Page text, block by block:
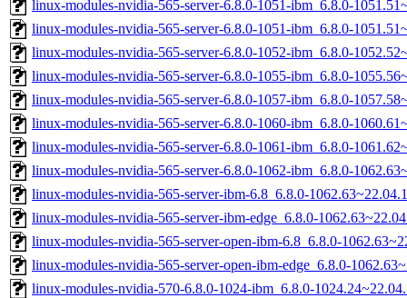
linux-modules-nvidia-565-server-6.8.0-1051-ibm_6.8.0-
linux-modules-nvidia-565-server-6.8.0-1051-ibm_6.8.0-
linux-modules-nvidia-565-server-6.8.0-1052-ibm_6.8.0-
linux-modules-nvidia-565-server-6.8.0-1055-ibm_6.8.0-
linux-modules-nvidia-565-server-6.8.0-1057-ibm_6.8.0-
linux-modules-nvidia-565-server-6.8.0-1060-ibm_6.8.0-
linux-modules-nvidia-565-server-6.8.0-1061-ibm_6.8.0-
linux-modules-nvidia-565-server-6.8.0-1062-ibm_6.8.0-
linux-modules-nvidia-565-server-ibm-6.8_6.8.0-
linux-modules-nvidia-565-server-ibm-edge_6.8.0-
linux-modules-nvidia-565-server-open-ibm-6.8_6.8.0-
linux-modules-nvidia-565-server-open-ibm-edge_6.8.0-
linux-modules-nvidia-570-6.8.0-1024-ibm_6.8.0-